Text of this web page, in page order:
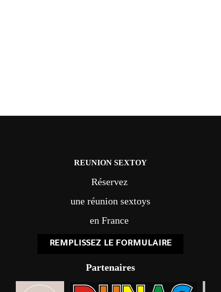
REUNION SEXTOY
Réservez
une réunion sextoys
en France
REMPLISSEZ LE FORMULAIRE
Partenaires